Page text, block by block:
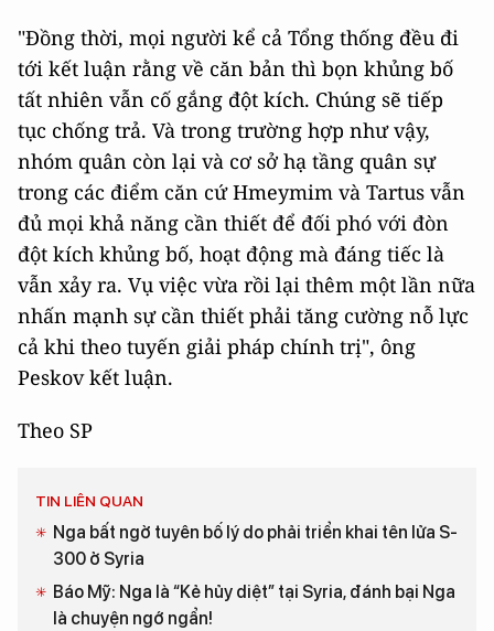
"Đồng thời, mọi người kể cả Tổng thống đều đi
tới kết luận rằng về căn bản thì bọn khủng bố
tất nhiên vẫn cố gắng đột kích. Chúng sẽ tiếp
tục chống trả. Và trong trường hợp như vậy,
nhóm quân còn lại và cơ sở hạ tầng quân sự
trong các điểm căn cứ Hmeymim và Tartus vẫn
đủ mọi khả năng cần thiết để đối phó với đòn
đột kích khủng bố, hoạt động mà đáng tiếc là
vẫn xảy ra. Vụ việc vừa rồi lại thêm một lần nữa
nhấn mạnh sự cần thiết phải tăng cường nỗ lực
cả khi theo tuyến giải pháp chính trị", ông
Peskov kết luận.
Theo SP
TIN LIÊN QUAN
Nga bất ngờ tuyên bố lý do phải triển khai tên lửa S-
300 ở Syria
Báo Mỹ: Nga là “Kẻ hủy diệt” tại Syria, đánh bại Nga
là chuyện ngớ ngẩn!